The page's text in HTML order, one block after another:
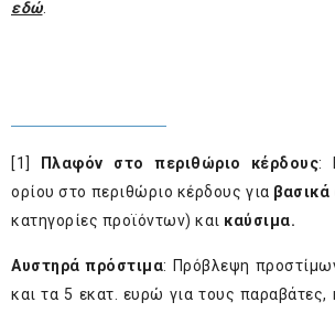
εδώ.
[1] Πλαφόν στο περιθώριο κέρδους:
ορίου στο περιθώριο κέρδους για
κατηγορίες προϊόντων) και καύσιμα.
Αυστηρά πρόστιμα: Πρόβλεψη
και τα 5 εκατ. ευρώ για τους